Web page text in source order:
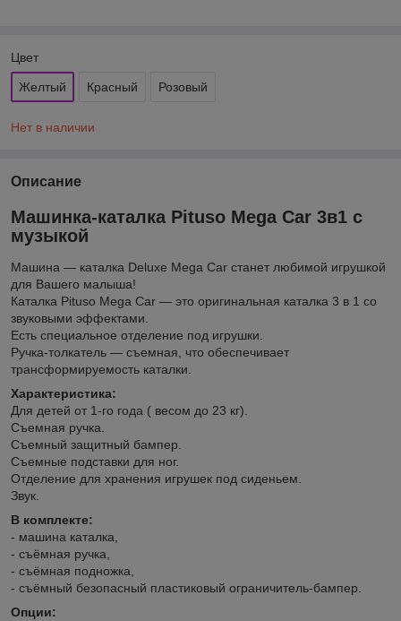
Цвет
Желтый Красный Розовый
Нет в наличии
Описание
Машинка-каталка Pituso Mega Car 3в1 с
музыкой
Машина ― каталка Deluxe Mega Car станет любимой игрушкой
для Вашего малыша!
Каталка Pituso Mega Car ― это оригинальная каталка 3 в 1 со
звуковыми эффектами.
Есть специальное отделение под игрушки.
Ручка-толкатель ― съемная, что обеспечивает
трансформируемость каталки.
Характеристика:
Для детей от 1-го года ( весом до 23 кг).
Съемная ручка.
Съемный защитный бампер.
Съемные подставки для ног.
Отделение для хранения игрушек под сиденьем.
Звук.
В комплекте:
- машина каталка,
- съёмная ручка,
- съёмная подножка,
- съёмный безопасный пластиковый ограничитель-бампер.
Опции: